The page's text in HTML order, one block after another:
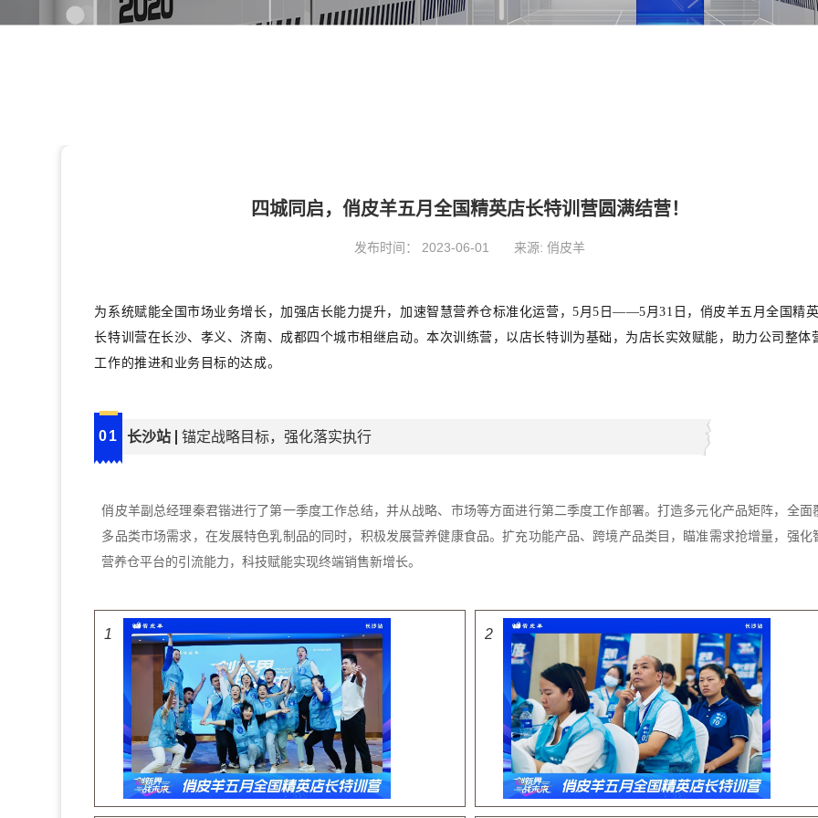
四城同启，俏皮羊五月全国精英店长特训营圆满结营！
发布时间： 2023-06-01 来源: 俏皮羊
为系统赋能全国市场业务增长，加强店长能力提升，加速智慧营养仓标准化运营，5月5日——5月31日，俏皮羊五月全国精
长特训营在长沙、孝义、济南、成都四个城市相继启动。本次训练营，以店长特训为基础，为店长实效赋能，助力公司整体
工作的推进和业务目标的达成。
01 长沙站 锚定战略目标，强化落实执行
俏皮羊副总经理秦君锴进行了第一季度工作总结，并从战略、市场等方面进行第二季度工作部署。打造多元化产品矩阵，全面
多品类市场需求，在发展特色乳制品的同时，积极发展营养健康食品。扩充功能产品、跨境产品类目，瞄准需求抢增量，强化
营养仓平台的引流能力，科技赋能实现终端销售新增长。
1 2